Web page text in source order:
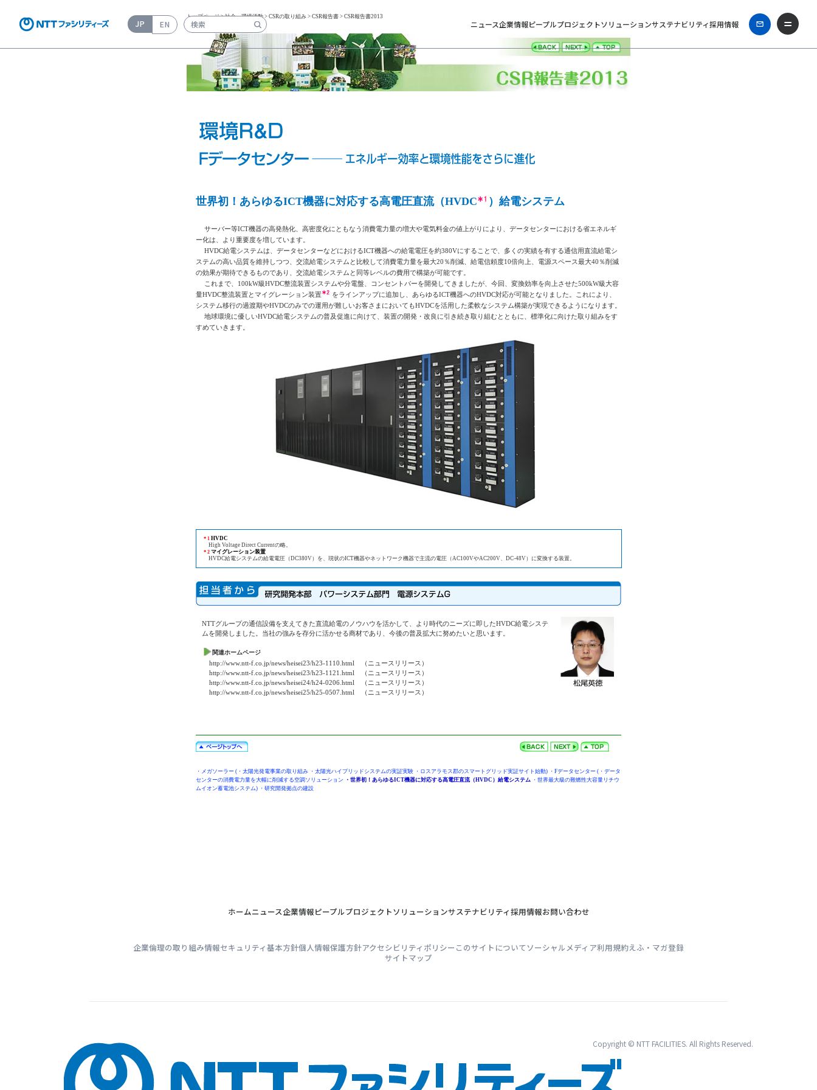
JP EN 検索キーワード入力 ニュース企業情報ピープルプロジェクトソリューションサステナビリティ採用情報
トップページ>社会・環境活動> CSRの取り組み > CSR報告書 > CSR報告書2013
世界初！あらゆるICT機器に対応する高電圧直流（HVDC ）給電システム
サーバー等ICT機器の高発熱化、高密度化にともなう消費電力量の増大や電気料金の値上がりにより、データセンターにおける省エネルギ
ー化は、より重要度を増しています。
HVDC給電システムは、データセンターなどにおけるICT機器への給電電圧を約380Vにすることで、多くの実績を有する通信用直流給電シ
ステムの高い品質を維持しつつ、交流給電システムと比較して消費電力量を最大20％削減、給電信頼度10倍向上、電源スペース最大40％削減
の効果が期待できるものであり、交流給電システムと同等レベルの費用で構築が可能です。
これまで、100kW級HVDC整流装置システムや分電盤、コンセントバーを開発してきましたが、今回、変換効率を向上させた500kW級大容
量HVDC整流装置とマイグレーション装置
をラインアップに追加し、あらゆるICT機器へのHVDC対応が可能となりました。これにより、
システム移行の過渡期やHVDCのみでの運用が難しいお客さまにおいてもHVDCを活用した柔軟なシステム構築が実現できるようになります。
地球環境に優しいHVDC給電システムの普及促進に向けて、装置の開発・改良に引き続き取り組むとともに、標準化に向けた取り組みをす
すめていきます。
＊1 HVDC
High Voltage Direct Currentの略。
＊2 マイグレーション装置
HVDC給電システムの給電電圧（DC380V）を、現状のICT機器やネットワーク機器で主流の電圧（AC100VやAC200V、DC-48V）に変換する装置。
NTTグループの通信設備を支えてきた直流給電のノウハウを活かして、より時代のニーズに即したHVDC給電システ
ムを開発しました。当社の強みを存分に活かせる商材であり、今後の普及拡大に努めたいと思います。
関連ホームページ
http://www.ntt-f.co.jp/news/heisei23/h23-1110.html （ニュースリリース）
http://www.ntt-f.co.jp/news/heisei23/h23-1121.html （ニュースリリース）
http://www.ntt-f.co.jp/news/heisei24/h24-0206.html （ニュースリリース）
http://www.ntt-f.co.jp/news/heisei25/h25-0507.html （ニュースリリース）
・ メガソーラー (・ 太陽光発電事業の取り組み ・ 太陽光ハイブリッドシステムの実証実験 ・ ロスアラモス郡のスマートグリッド実証サイト始動) ・ Fデータセンター (・ データ
センターの消費電力量を大幅に削減する空調ソリューション
・世界初！あらゆるICT機器に対応する高電圧直流（HVDC）給電システム ・ 世界最大級の難燃性大容量リチウ
ムイオン蓄電池システム) ・ 研究開発拠点の建設
ホームニュース企業情報ピープルプロジェクトソリューションサステナビリティ採用情報お問い合わせ
企業倫理の取り組み情報セキュリティ基本方針個人情報保護方針アクセシビリティポリシー このサイトについてソーシャルメディア利用規約えふ・マガ登録
サイトマップ
Copyright © NTT FACILITIES. All Rights Reserved.